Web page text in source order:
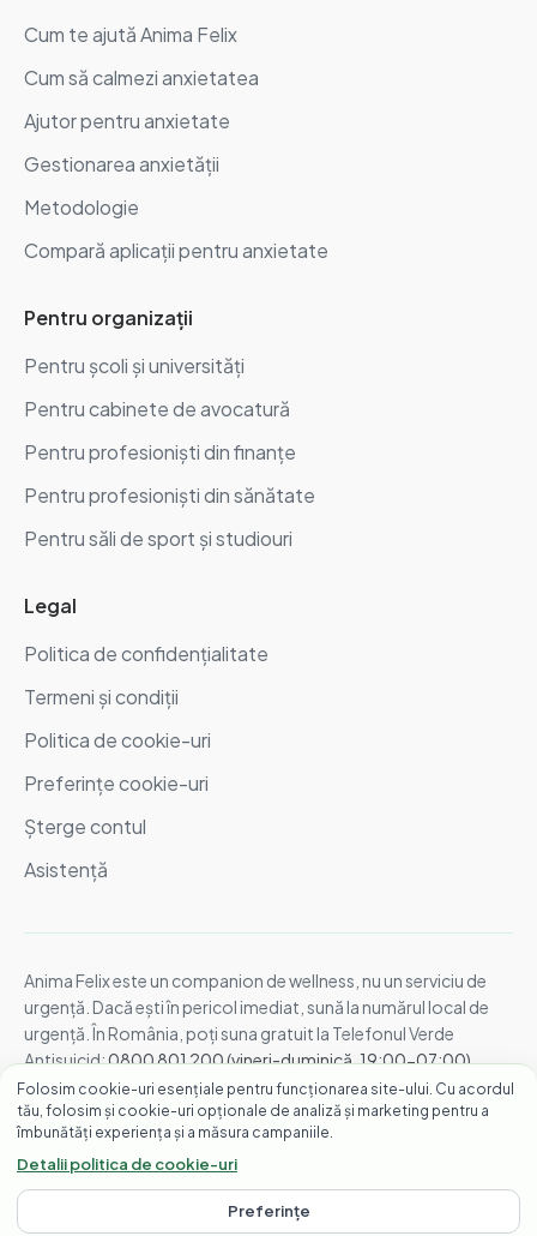
Cum te ajută Anima Felix
Cum să calmezi anxietatea
Ajutor pentru anxietate
Gestionarea anxietății
Metodologie
Compară aplicații pentru anxietate
Pentru organizații
Pentru școli și universități
Pentru cabinete de avocatură
Pentru profesioniști din finanțe
Pentru profesioniști din sănătate
Pentru săli de sport și studiouri
Legal
Politica de confidențialitate
Termeni și condiții
Politica de cookie-uri
Preferințe cookie-uri
Șterge contul
Asistență
Anima Felix este un companion de wellness, nu un serviciu de
urgență. Dacă ești în pericol imediat, sună la numărul local de
urgență. În România, poți suna gratuit la Telefonul Verde
Antisuicid:0800 801 200 (vineri-duminică, 19:00-07:00).
Internațional:găsește liniile locale de ajutor.
© 2026 Anima Felix. Toate drepturile rezervate.
Creat pentru oamenii care gândesc prea mult, despre absolut
orice.
Folosim cookie-uri esențiale pentru funcționarea site-ului. Cu acordul
tău, folosim și cookie-uri opționale de analiză și marketing pentru a
îmbunătăți experiența și a măsura campaniile.
Detalii politica de cookie-uri
Preferințe